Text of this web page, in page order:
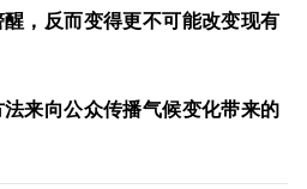
，反而变得更不可能改变现有
来向公众传播气候变化带来的